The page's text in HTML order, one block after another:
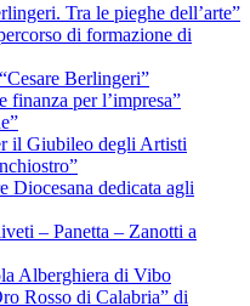
Tra le pieghe dell’arte”
di formazione di
Berlingeri”
per l’impresa”
il Giubileo degli Artisti
Diocesana dedicata agli
– Panetta – Zanotti a
Alberghiera di Vibo
Rosso di Calabria” di